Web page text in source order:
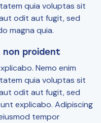
quia voluptas sit
odit aut fugit, sed
magna quia.
non proident
Nemo enim
quia voluptas sit
odit aut fugit, sed
explicabo. Adipiscing
tempor